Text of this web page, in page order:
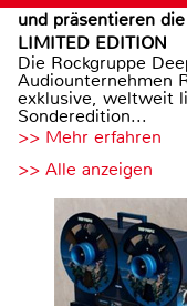
und präsentieren
LIMITED EDITION
Die Rockgruppe
Audiounternehmen
exklusive, weltweit
Sonderedition...
>> Mehr erfahren
>> Alle anzeigen